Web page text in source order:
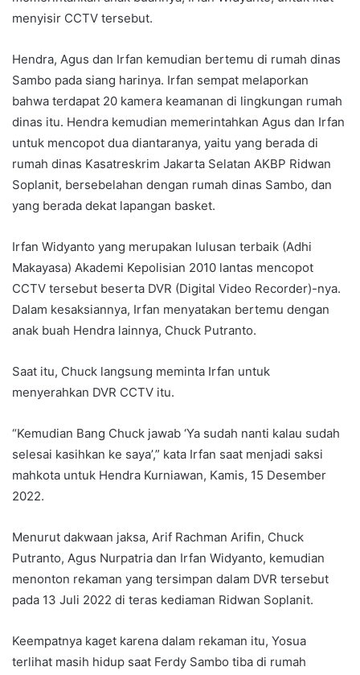
menyisir CCTV tersebut.
Hendra, Agus dan Irfan kemudian bertemu di rumah dinas
Sambo pada siang harinya. Irfan sempat melaporkan
bahwa terdapat 20 kamera keamanan di lingkungan rumah
dinas itu. Hendra kemudian memerintahkan Agus dan Irfan
untuk mencopot dua diantaranya, yaitu yang berada di
rumah dinas Kasatreskrim Jakarta Selatan AKBP Ridwan
Soplanit, bersebelahan dengan rumah dinas Sambo, dan
yang berada dekat lapangan basket.
Irfan Widyanto yang merupakan lulusan terbaik (Adhi
Makayasa) Akademi Kepolisian 2010 lantas mencopot
CCTV tersebut beserta DVR (Digital Video Recorder)-nya.
Dalam kesaksiannya, Irfan menyatakan bertemu dengan
anak buah Hendra lainnya, Chuck Putranto.
Saat itu, Chuck langsung meminta Irfan untuk
menyerahkan DVR CCTV itu.
“Kemudian Bang Chuck jawab ‘Ya sudah nanti kalau sudah
selesai kasihkan ke saya’,” kata Irfan saat menjadi saksi
mahkota untuk Hendra Kurniawan, Kamis, 15 Desember
2022.
Menurut dakwaan jaksa, Arif Rachman Arifin, Chuck
Putranto, Agus Nurpatria dan Irfan Widyanto, kemudian
menonton rekaman yang tersimpan dalam DVR tersebut
pada 13 Juli 2022 di teras kediaman Ridwan Soplanit.
Keempatnya kaget karena dalam rekaman itu, Yosua
terlihat masih hidup saat Ferdy Sambo tiba di rumah